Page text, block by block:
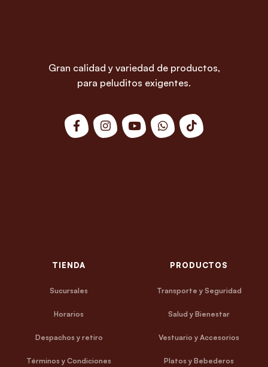
Gran calidad y variedad de productos,
para peluditos exigentes.
TIENDA
Sucursales
Horarios
Despachos y retiro
Términos y Condiciones
PRODUCTOS
Transporte y Seguridad
Salud y Bienestar
Vestuario y Accesorios
Platos y Bebederos